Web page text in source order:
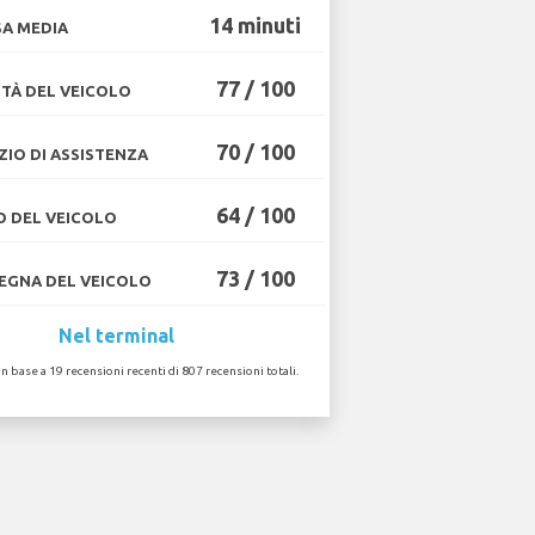
MEDIA 14 minuti
DEL VEICOLO 77 / 100
DI ASSISTENZA 70 / 100
DEL VEICOLO 64 / 100
DEL VEICOLO 73 / 100
Nel terminal
base a 19 recensioni recenti di 807 recensioni totali.